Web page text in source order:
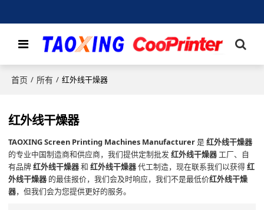
首页 / 所有 / 红外线干燥器
红外线干燥器
TAOXING Screen Printing Machines Manufacturer是红外线干燥器
的专业中国制造商和供应商，我们提供定制批发红外线干燥器 工厂、自
有品牌红外线干燥器和红外线干燥器代工制造，现在联系我们以获得红
外线干燥器 的最佳报价，我们会及时响应，我们不是最低价红外线干燥
器，但我们会为您提供更好的服务。